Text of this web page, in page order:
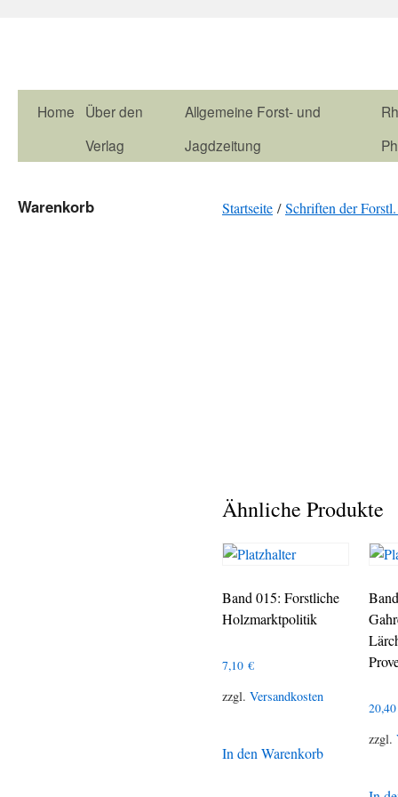
Home
Über den
Verlag
Allgemeine Forst- und
Jagdzeitung
Startseite /Schriften der
Ähnliche Produkte
Band 015: Forstliche
Holzmarktpolitik
7,10 €
zzgl. Versandkosten
In den Warenkorb
zzgl.
Warenkorb